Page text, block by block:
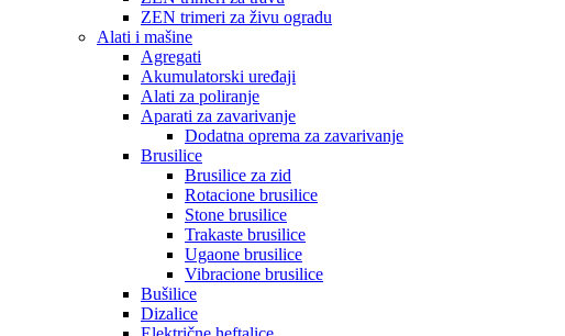
ZEN trimeri za živu ogradu
Alati i mašine
Agregati
Akumulatorski uređaji
Alati za poliranje
Aparati za zavarivanje
Dodatna oprema za zavarivanje
Brusilice
Brusilice za zid
Rotacione brusilice
Stone brusilice
Trakaste brusilice
Ugaone brusilice
Vibracione brusilice
Bušilice
Dizalice